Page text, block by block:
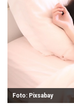
Foto: Pixsabay